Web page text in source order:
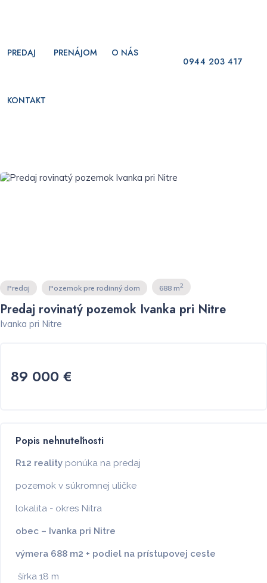
0944 203 417
PREDAJ PRENÁJOM O NÁS
KONTAKT
Predaj Pozemok pre rodinný dom 688 m2
Predaj rovinatý pozemok Ivanka pri Nitre
Ivanka pri Nitre
89 000 €
Popis nehnuteľnosti
R12 reality ponúka na predaj
pozemok v súkromnej uličke
lokalita - okres Nitra
obec – Ivanka pri Nitre
výmera 688 m2 + podiel na prístupovej ceste
šírka 18 m